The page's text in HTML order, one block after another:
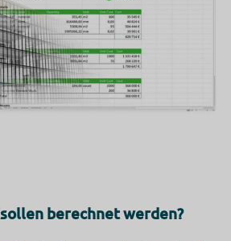
berechnet werden?